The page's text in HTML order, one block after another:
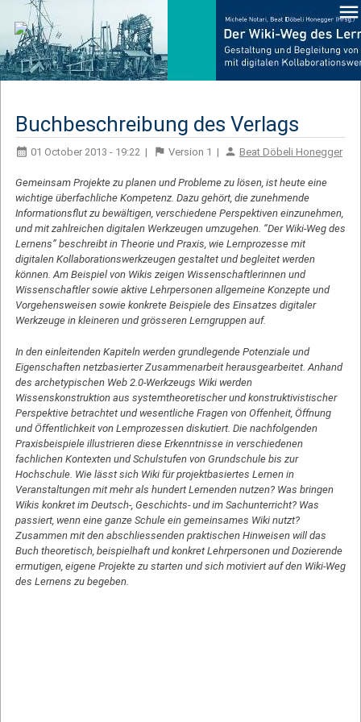
Buchbeschreibung des Verlags
01 October 2013 - 19:22 | Version 1 | Beat Döbeli Honegger
Gemeinsam Projekte zu planen und Probleme zu lösen, ist heute eine
wichtige überfachliche Kompetenz. Dazu gehört, die zunehmende
Informationsflut zu bewältigen, verschiedene Perspektiven einzunehmen,
und mit zahlreichen digitalen Werkzeugen umzugehen. “Der Wiki-Weg des
Lernens” beschreibt in Theorie und Praxis, wie Lernprozesse mit
digitalen Kollaborationswerkzeugen gestaltet und begleitet werden
können. Am Beispiel von Wikis zeigen Wissenschaftlerinnen und
Wissenschaftler sowie aktive Lehrpersonen allgemeine Konzepte und
Vorgehensweisen sowie konkrete Beispiele des Einsatzes digitaler
Werkzeuge in kleineren und grösseren Lerngruppen auf.
In den einleitenden Kapiteln werden grundlegende Potenziale und
Eigenschaften netzbasierter Zusammenarbeit herausgearbeitet. Anhand
des archetypischen Web 2.0-Werkzeugs Wiki werden
Wissenskonstruktion aus systemtheoretischer und konstruktivistischer
Perspektive betrachtet und wesentliche Fragen von Offenheit, Öffnung
und Öffentlichkeit von Lernprozessen diskutiert. Die nachfolgenden
Praxisbeispiele illustrieren diese Erkenntnisse in verschiedenen
fachlichen Kontexten und Schulstufen von Grundschule bis zur
Hochschule. Wie lässt sich Wiki für projektbasiertes Lernen in
Veranstaltungen mit mehr als hundert Lernenden nutzen? Was bringen
Wikis konkret im Deutsch-, Geschichts- und im Sachunterricht? Was
passiert, wenn eine ganze Schule ein gemeinsames Wiki nutzt?
Zusammen mit den abschliessenden praktischen Hinweisen will das
Buch theoretisch, beispielhaft und konkret Lehrpersonen und Dozierende
ermutigen, eigene Projekte zu starten und sich motiviert auf den Wiki-Weg
des Lernens zu begeben.